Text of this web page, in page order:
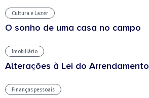
Cultura e Lazer
O sonho de uma casa no campo
Imobiliário
Alterações à Lei do Arrendamento
Finanças pessoais